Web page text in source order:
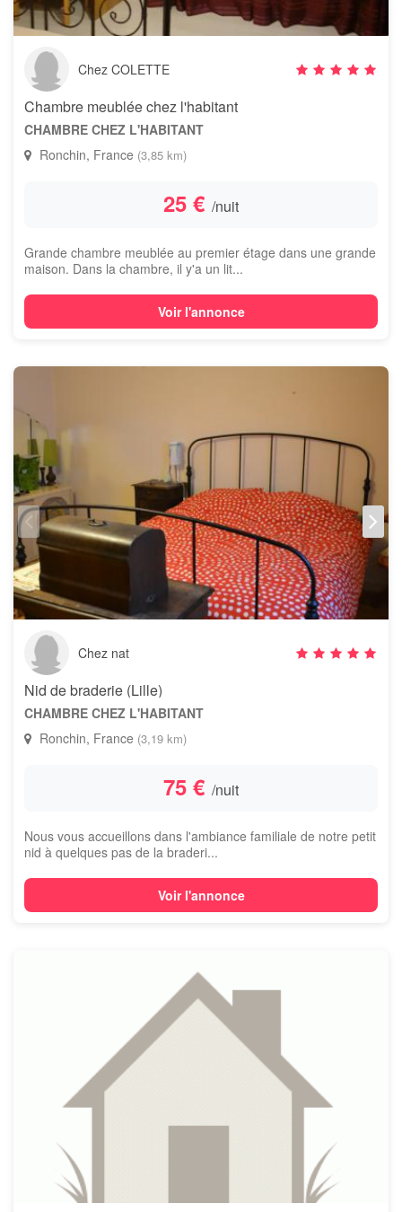
Chez COLETTE
Chambre meublée chez l'habitant
CHAMBRE CHEZ L'HABITANT
Ronchin, France (3,85 km)
25 € /nuit
Grande chambre meublée au premier étage dans une grande
maison. Dans la chambre, il y'a un lit...
Voir l'annonce
Chez nat
Nid de braderie (Lille)
CHAMBRE CHEZ L'HABITANT
Ronchin, France (3,19 km)
75 € /nuit
Nous vous accueillons dans l'ambiance familiale de notre petit
nid à quelques pas de la braderi...
Voir l'annonce